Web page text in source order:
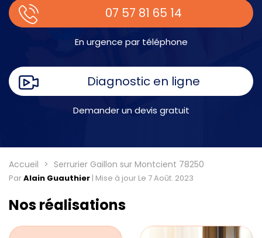
place.
07 57 81 65 14
En urgence par téléphone
Diagnostic en ligne
Demander un devis gratuit
Accueil Serrurier Gaillon sur Montcient 78250
ParAlain Guauthier | Mise à jour Le 7 Août. 2023
Nos réalisations